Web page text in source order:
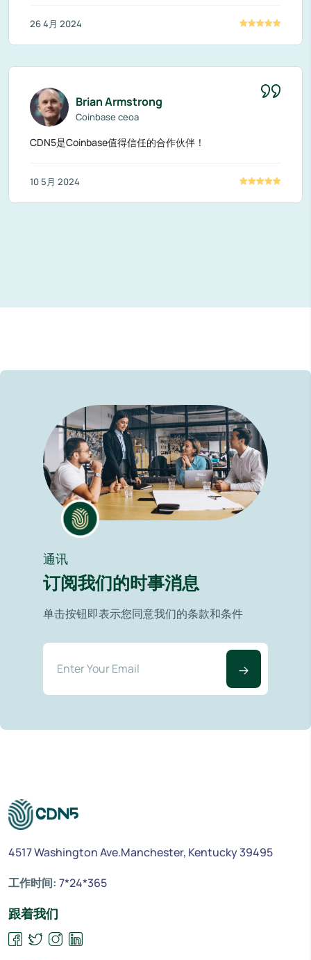
26 4月 2024
Brian Armstrong
Coinbase ceoa
CDN5是Coinbase值得信任的合作伙伴！
10 5月 2024
通讯
订阅我们的时事消息
单击按钮即表示您同意我们的条款和条件
4517 Washington Ave.Manchester, Kentucky 39495
工作时间: 7*24*365
跟着我们